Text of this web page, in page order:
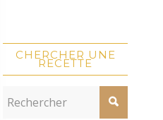
CHERCHER UNE
RECETTE